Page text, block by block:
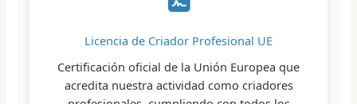
Licencia de Criador Profesional UE
Certificación oficial de la Unión Europea que
acredita nuestra actividad como criadores